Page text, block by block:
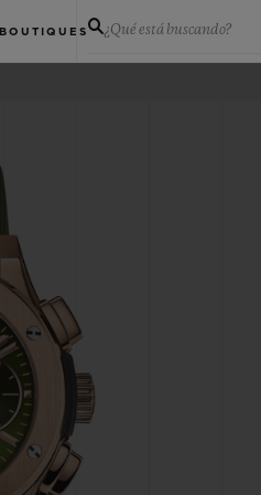
BOUTIQUES ¿Qué está buscando?